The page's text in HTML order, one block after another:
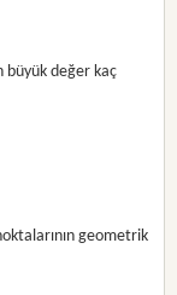
değer kaç
geometrik